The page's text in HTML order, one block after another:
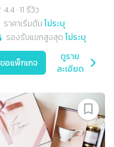
4.4·11 รีวิว
ราคาเริ่มต้นไม่ระบุ
รองรับแขกสูงสุดไม่ระบุ
ขอแพ็กเกจ
ดูราย
ละเอียด